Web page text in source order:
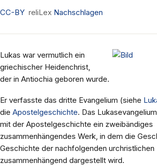
CC-BY reliLex Nachschlagen
Lukas war vermutlich ein
griechischer Heidenchrist,
der in Antiochia geboren wurde.
Er verfasste das dritte Evangelium (siehe
die Apostelgeschichte. Das
mit der Apostelgeschichte ein zweibändiges
zusammenhängendes Werk, in dem die
Geschichte der nachfolgenden urchristlichen
zusammenhängend dargestellt wird.